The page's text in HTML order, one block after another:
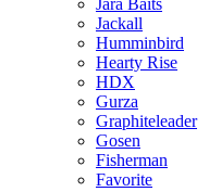
Jackall
Humminbird
Hearty Rise
HDX
Gurza
Graphiteleader
Gosen
Fisherman
Favorite